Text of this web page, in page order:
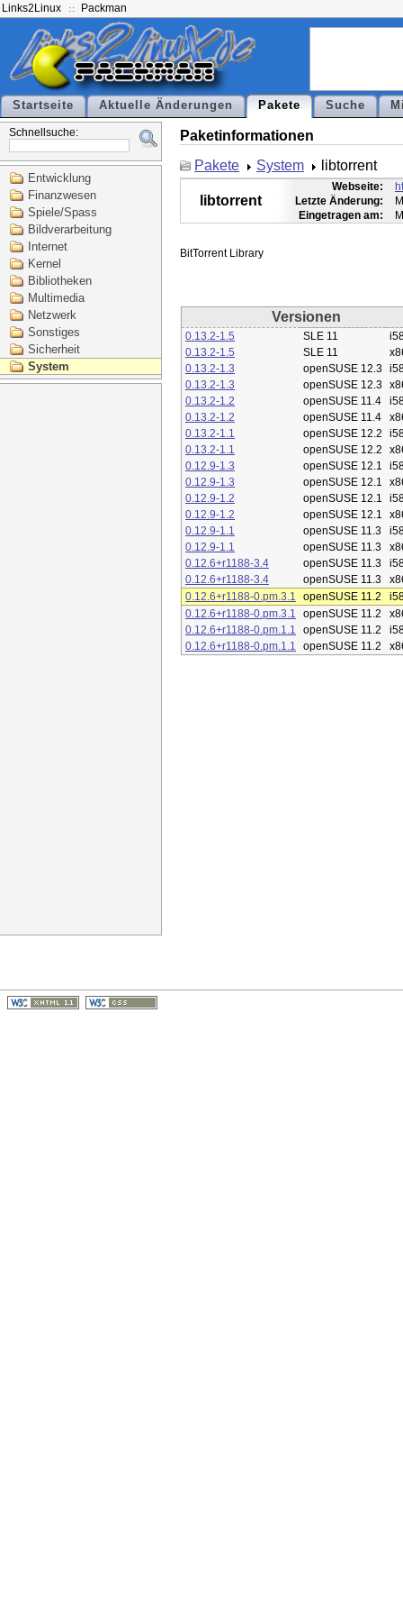
Links2Linux Packman
Startseite Aktuelle Änderungen Pakete Suche
Schnellsuche:
Entwicklung
Finanzwesen
Spiele/Spass
Bildverarbeitung
Internet
Kernel
Bibliotheken
Multimedia
Netzwerk
Sonstiges
Sicherheit
System
Paketinformationen
Pakete
System libtorrent
libtorrent
Webseite:
Letzte Änderung:
Eingetragen am:
Versionen
0.13.2-1.5 SLE 11
0.13.2-1.5
SLE 11
0.13.2-1.3
openSUSE 12.3
0.13.2-1.3
openSUSE 12.3
0.13.2-1.2
openSUSE 11.4
0.13.2-1.2
openSUSE 11.4
0.13.2-1.1
openSUSE 12.2
0.13.2-1.1
openSUSE 12.2
0.12.9-1.3
openSUSE 12.1
0.12.9-1.3
openSUSE 12.1
0.12.9-1.2
openSUSE 12.1
0.12.9-1.2
openSUSE 12.1
0.12.9-1.1
openSUSE 11.3
0.12.9-1.1
openSUSE 11.3
0.12.6+r1188-3.4
openSUSE 11.3
0.12.6+r1188-3.4
openSUSE 11.3
0.12.6+r1188-0.pm.3.1
openSUSE 11.2
0.12.6+r1188-0.pm.3.1
openSUSE 11.2
0.12.6+r1188-0.pm.1.1
openSUSE 11.2
0.12.6+r1188-0.pm.1.1
openSUSE 11.2